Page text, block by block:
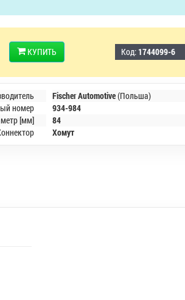
КУПИТЬ Код: 1744099-6
Fischer Automotive(Польша)
номер
934-984
[мм]
84
Хомут